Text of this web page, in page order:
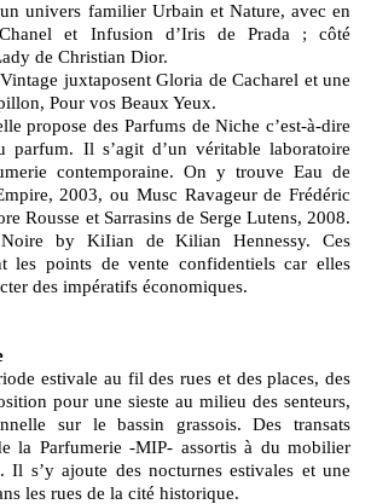
univers familier Urbain et Nature, avec en
et Infusion d’Iris de Prada ; côté
de Christian Dior.
juxtaposent Gloria de Cacharel et une
Pour vos Beaux Yeux.
propose des Parfums de Niche c’est-à-dire
parfum. Il s’agit d’un véritable laboratoire
contemporaine. On y trouve Eau de
2003, ou Musc Ravageur de Frédéric
Rousse et Sarrasins de Serge Lutens, 2008.
by KiIian de Kilian Hennessy. Ces
les points de vente confidentiels car elles
des impératifs économiques.
estivale au fil des rues et des places, des
pour une sieste au milieu des senteurs,
sur le bassin grassois. Des transats
la Parfumerie -MIP- assortis à du mobilier
Il s’y ajoute des nocturnes estivales et une
les rues de la cité historique.